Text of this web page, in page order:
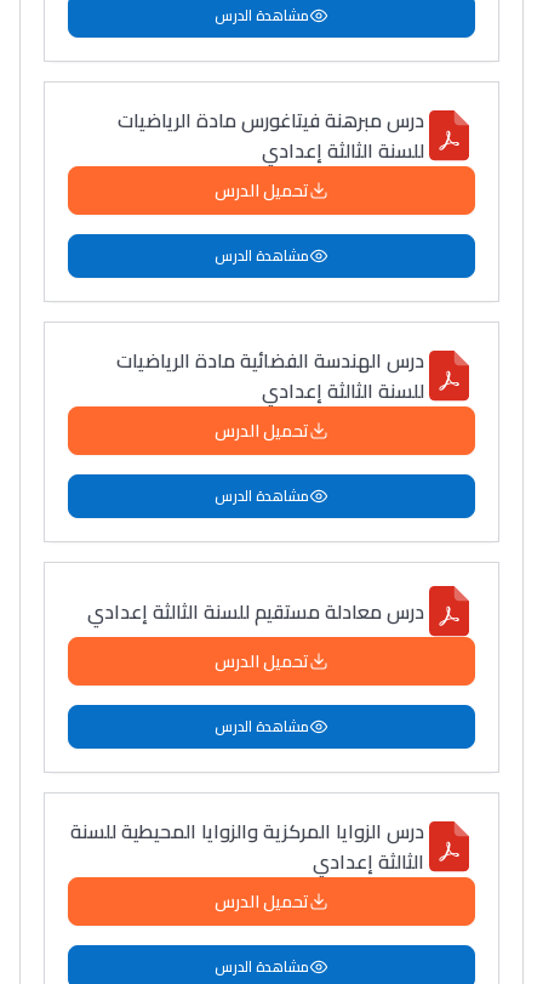
مشاهدة الدرس
درس مبرهنة فيتاغورس مادة الرياضيات
للسنة الثالثة إعدادي
تحميل الدرس
مشاهدة الدرس
درس الهندسة الفضائية مادة الرياضيات
للسنة الثالثة إعدادي
تحميل الدرس
مشاهدة الدرس
درس معادلة مستقيم للسنة الثالثة إعدادي
تحميل الدرس
مشاهدة الدرس
درس الزوايا المركزية والزوايا المحيطية للسنة
الثالثة إعدادي
تحميل الدرس
مشاهدة الدرس